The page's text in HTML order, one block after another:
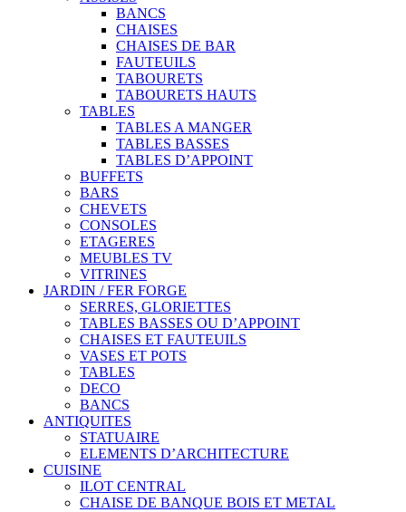
BANCS
CHAISES
CHAISES DE BAR
FAUTEUILS
TABOURETS
TABOURETS HAUTS
TABLES
TABLES A MANGER
TABLES BASSES
TABLES D’APPOINT
BUFFETS
BARS
CHEVETS
CONSOLES
ETAGERES
MEUBLES TV
VITRINES
JARDIN / FER FORGE
SERRES, GLORIETTES
TABLES BASSES OU D’APPOINT
CHAISES ET FAUTEUILS
VASES ET POTS
TABLES
DECO
BANCS
ANTIQUITES
STATUAIRE
ELEMENTS D’ARCHITECTURE
CUISINE
ILOT CENTRAL
CHAISE DE BANQUE BOIS ET METAL